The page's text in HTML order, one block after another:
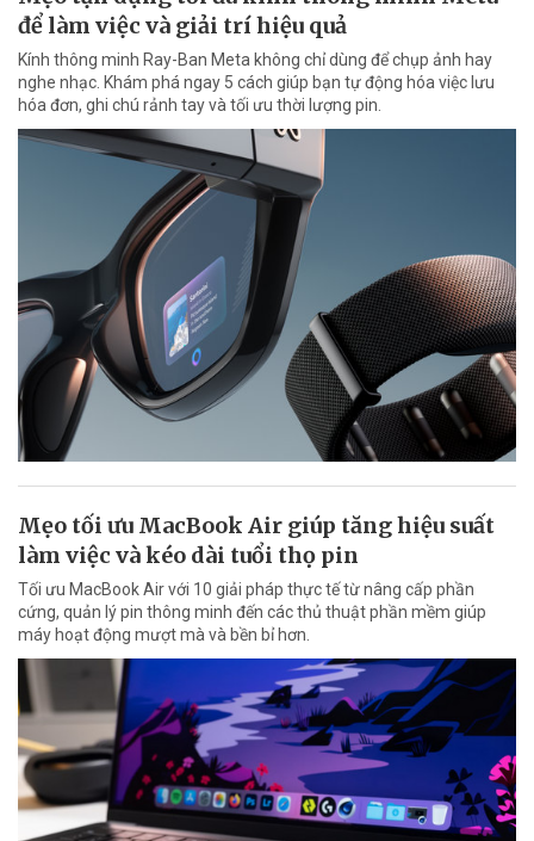
để làm việc và giải trí hiệu quả
Kính thông minh Ray-Ban Meta không chỉ dùng để chụp ảnh hay
nghe nhạc. Khám phá ngay 5 cách giúp bạn tự động hóa việc lưu
hóa đơn, ghi chú rảnh tay và tối ưu thời lượng pin.
Mẹo tối ưu MacBook Air giúp tăng hiệu suất
làm việc và kéo dài tuổi thọ pin
Tối ưu MacBook Air với 10 giải pháp thực tế từ nâng cấp phần
cứng, quản lý pin thông minh đến các thủ thuật phần mềm giúp
máy hoạt động mượt mà và bền bỉ hơn.